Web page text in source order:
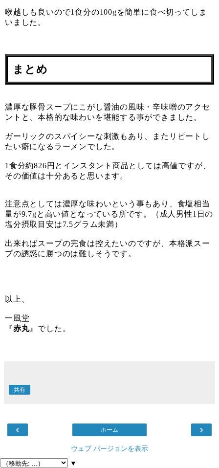
喉越しも良いので1食分の100gを簡単に食べ切ってしま
いました。
まとめ
濃厚な豚骨スープにこがし醤油の風味・辛味噌のアクセ
ントと、本格的な味わいを堪能する事ができました。
ガーリックのスパイシーな刺激もあり、またリピートし
たい癖になるラーメンでした。
1食分約826円とインスタント商品としては高値ですが、
その価値は十分あると思います。
注意点としては濃厚な味わいという事もあり、食塩相当
量が9.7gと高い値となっている所です。（成人男性1日の
塩分摂取目安は7.5グラム未満）
出来ればスープの完食は控えたいのですが、本格派スー
プの誘惑に勝つのは難しそうです。
以上、
一風堂
『赤丸』でした。
共有
‹ ›
ホーム
ウェブ バージョンを表示
▼